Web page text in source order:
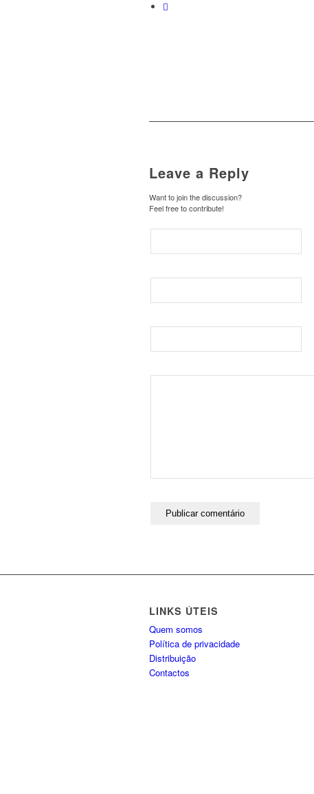
Leave a Reply
Want to join the discussion?
Feel free to contribute!
LINKS ÚTEIS
Quem somos
Política de privacidade
Distribuição
Contactos